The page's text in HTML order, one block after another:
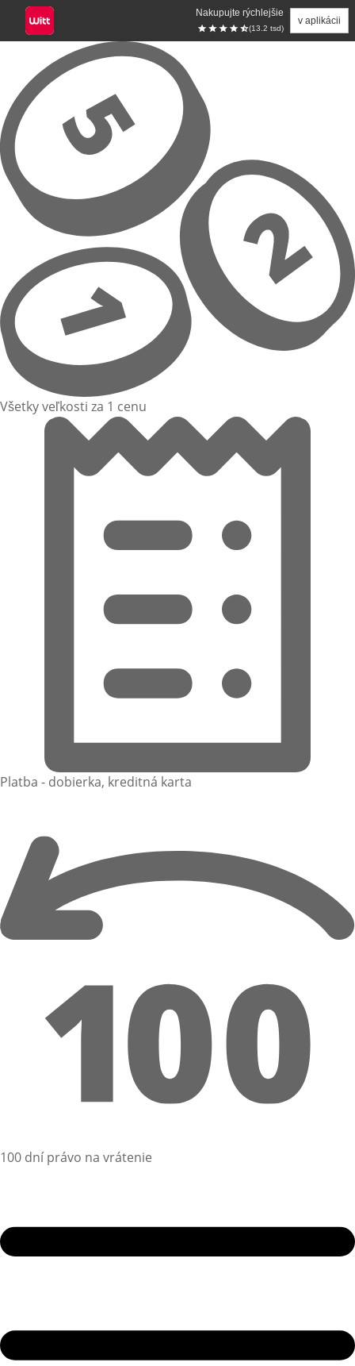
Nakupujte rýchlejšie
(13.2 tsd)
v aplikácii
Prejsť na hlavný obsah
Všetky veľkosti za 1 cenu
Platba - dobierka, kreditná karta
100 dní právo na vrátenie